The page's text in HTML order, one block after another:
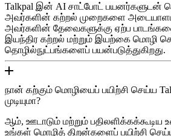
Talkpal இன் AI சாட்போட் பயனர்களுடன்
அவர்களின் கற்றல் முறைகளை
அவர்களின் தேவைகளுக்கு ஏற்ப
இயந்திர கற்றல் மற்றும் இயற்கை மொழி
தொழில்நுட்பங்களைப் பயன்படுத்துகிறது.
நான் கற்கும் மொழியைப் பயிற்சி செய்ய
முடியுமா?
ஆம், ஊடாடும் மற்றும் பதிலளிக்கக்கூடிய
உங்கள் மொழித் திறன்களைப் பயிற்சி